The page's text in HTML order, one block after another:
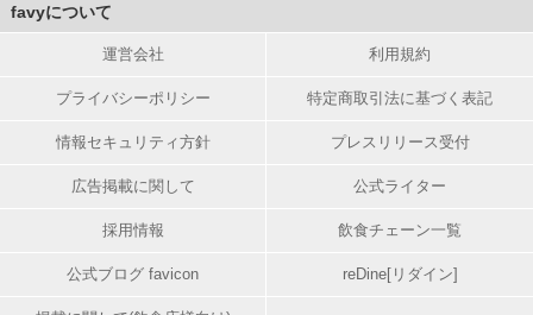
favyについて
運営会社 利用規約
プライバシーポリシー 特定商取引法に基づく表記
情報セキュリティ方針 プレスリリース受付
広告掲載に関して 公式ライター
採用情報 飲食チェーン一覧
公式ブログ favicon reDine[リダイン]